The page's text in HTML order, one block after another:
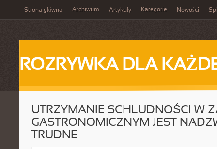
Strona główna Archiwum Artykuły Kategorie Nowości
ROZRYWKA DLA
UTRZYMANIE SCHLUDNOŚCI W
GASTRONOMICZNYM JEST
TRUDNE